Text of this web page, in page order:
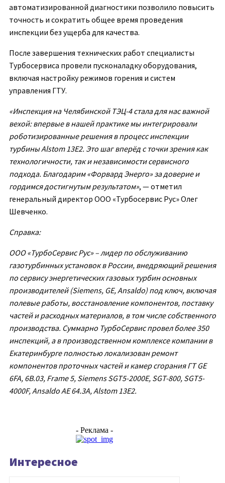
автоматизированной диагностики позволило повысить
точность и сократить общее время проведения
инспекции без ущерба для качества.
После завершения технических работ специалисты
Турбосервиса провели пусконаладку оборудования,
включая настройку режимов горения и систем
управления ГТУ.
«Инспекция на Челябинской ТЭЦ-4 стала для нас важной
вехой: впервые в нашей практике мы интегрировали
роботизированные решения в процесс инспекции
турбины Alstom 13E2. Это шаг вперёд с точки зрения как
технологичности, так и независимости сервисного
подхода. Благодарим «Форвард Энерго» за доверие и
гордимся достигнутым результатом», — отметил
генеральный директор ООО «Турбосервис Рус» Олег
Шевченко.
Справка:
ООО «ТурбоСервис Рус» – лидер по обслуживанию
газотурбинных установок в России, внедряющий решения
по сервису энергетических газовых турбин основных
производителей (Siemens, GE, Ansaldo) под ключ, включая
полевые работы, восстановление компонентов, поставку
частей и расходных материалов, в том числе собственного
производства. Суммарно ТурбоСервис провел более 350
инспекций, а в производственном комплексе компании в
Екатеринбурге полностью локализован ремонт
компонентов проточных частей и камер сгорания ГТ GE
6FA, 6B.03, Frame 5, Siemens SGT5-2000E, SGT-800, SGT5-
4000F, Ansaldo AE 64.3А, Alstom 13Е2.
- Реклама -
Интересное